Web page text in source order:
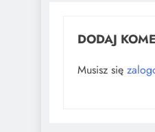
DODAJ
Musisz się